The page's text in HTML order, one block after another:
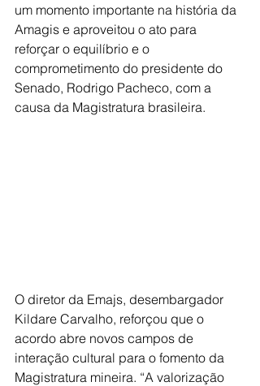
um momento importante na história da
Amagis e aproveitou o ato para
reforçar o equilíbrio e o
comprometimento do presidente do
Senado, Rodrigo Pacheco, com a
causa da Magistratura brasileira.
O diretor da Emajs, desembargador
Kildare Carvalho, reforçou que o
acordo abre novos campos de
interação cultural para o fomento da
Magistratura mineira. “A valorização